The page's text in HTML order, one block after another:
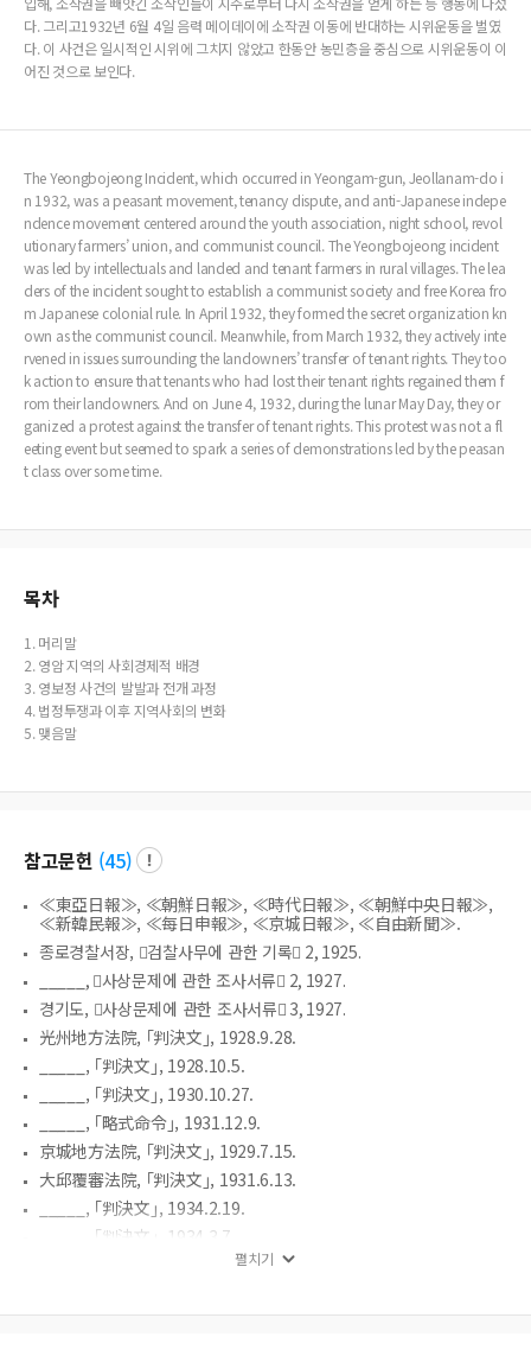
다. 그리고1932년 6월 4일 음력 메이데이에 소작권 이동에 반대하는 시위운동을 벌였
다. 이 사건은 일시적인 시위에 그치지 않았고 한동안 농민층을 중심으로 시위운동이 이
어진 것으로 보인다.
The Yeongbojeong Incident, which occurred in Yeongam-gun, Jeollanam-do i
n 1932, was a peasant movement, tenancy dispute, and anti-Japanese indepe
ndence movement centered around the youth association, night school, revol
utionary farmers’ union, and communist council. The Yeongbojeong incident
was led by intellectuals and landed and tenant farmers in rural villages. The lea
ders of the incident sought to establish a communist society and free Korea fro
m Japanese colonial rule. In April 1932, they formed the secret organization kn
own as the communist council. Meanwhile, from March 1932, they actively inte
rvened in issues surrounding the landowners’ transfer of tenant rights. They too
k action to ensure that tenants who had lost their tenant rights regained them f
rom their landowners. And on June 4, 1932, during the lunar May Day, they or
ganized a protest against the transfer of tenant rights. This protest was not a fl
eeting event but seemed to spark a series of demonstrations led by the peasan
t class over some time.
목차
1. 머리말
2. 영암 지역의 사회경제적 배경
3. 영보정 사건의 발발과 전개 과정
4. 법정투쟁과 이후 지역사회의 변화
5. 맺음말
참고문헌 (45)
≪東亞日報≫, ≪朝鮮日報≫, ≪時代日報≫, ≪朝鮮中央日報≫,
≪新韓民報≫, ≪每日申報≫, ≪京城日報≫, ≪自由新聞≫.
종로경찰서장, 󰡔검찰사무에 관한 기록󰡕 2, 1925.
_____, 󰡔사상문제에 관한 조사서류󰡕 2, 1927.
경기도, 󰡔사상문제에 관한 조사서류󰡕 3, 1927.
光州地方法院, ｢判決文｣, 1928.9.28.
_____, ｢判決文｣, 1928.10.5.
_____, ｢判決文｣, 1930.10.27.
_____, ｢略式命令｣, 1931.12.9.
京城地方法院, ｢判決文｣, 1929.7.15.
大邱覆審法院, ｢判決文｣, 1931.6.13.
_____, ｢判決文｣, 1934.2.19.
_____, ｢判決文｣, 1934.3.7.
光州地方法院 長興支廳, ｢判決文｣, 1932.2.29.
_____, ｢判決文｣, 1933.9.29.
펼치기